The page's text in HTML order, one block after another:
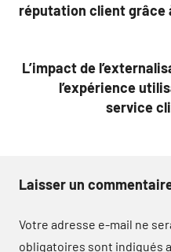
l’article
réputation client grâce
L’impact de
l’expérience
service
Laisser un
Votre adresse e-mail ne
obligatoires sont indiqués